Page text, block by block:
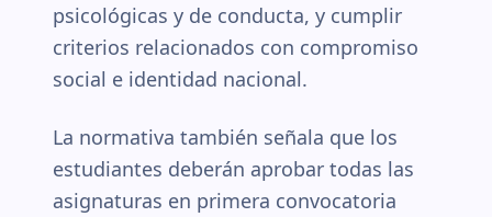
psicológicas y de conducta, y cumplir
criterios relacionados con compromiso
social e identidad nacional.
La normativa también señala que los
estudiantes deberán aprobar todas las
asignaturas en primera convocatoria